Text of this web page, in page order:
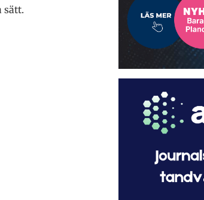
sätt.